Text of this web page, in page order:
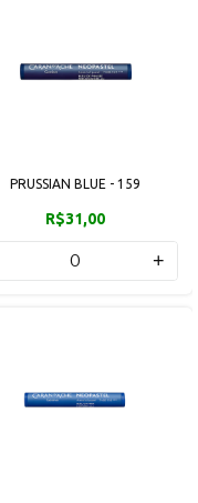
PRUSSIAN BLUE - 159
R$31,00
+